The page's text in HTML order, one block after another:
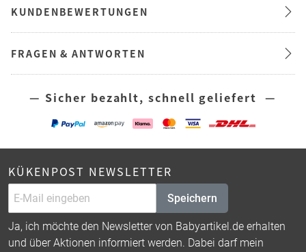
KUNDENBEWERTUNGEN
FRAGEN & ANTWORTEN
— Sicher bezahlt, schnell geliefert —
KÜKENPOST NEWSLETTER
Speichern
Ja, ich möchte den Newsletter von Babyartikel.de erhalten
und über Aktionen informiert werden. Dabei darf mein